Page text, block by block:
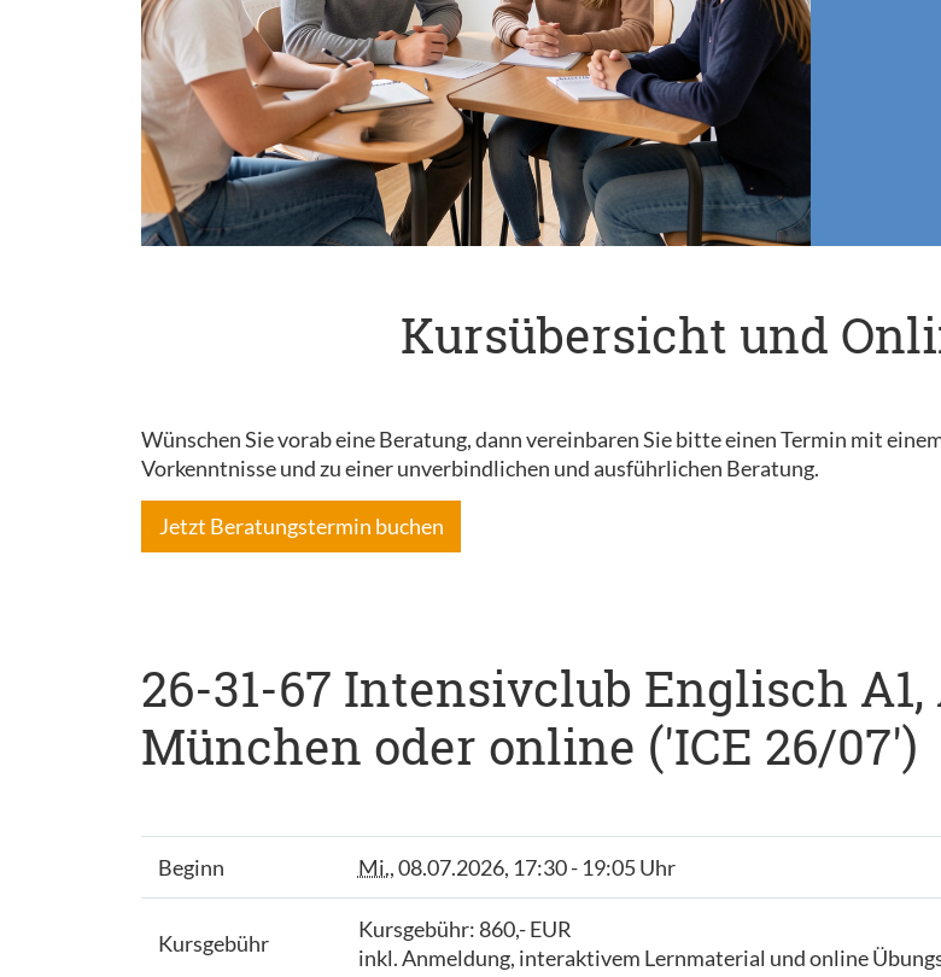
Kursübersicht und
Wünschen Sie vorab eine Beratung, dann vereinbaren Sie bitte einen Termin mit
Vorkenntnisse und zu einer unverbindlichen und ausführlichen Beratung.
Jetzt Beratungstermin buchen
26-31-67 Intensivclub Englisch A1,
München oder online ('ICE 26/07')
Beginn Mi., 08.07.2026, 17:30 - 19:05 Uhr
Kursgebühr
Kursgebühr: 860,- EUR
inkl. Anmeldung, interaktivem Lernmaterial und online